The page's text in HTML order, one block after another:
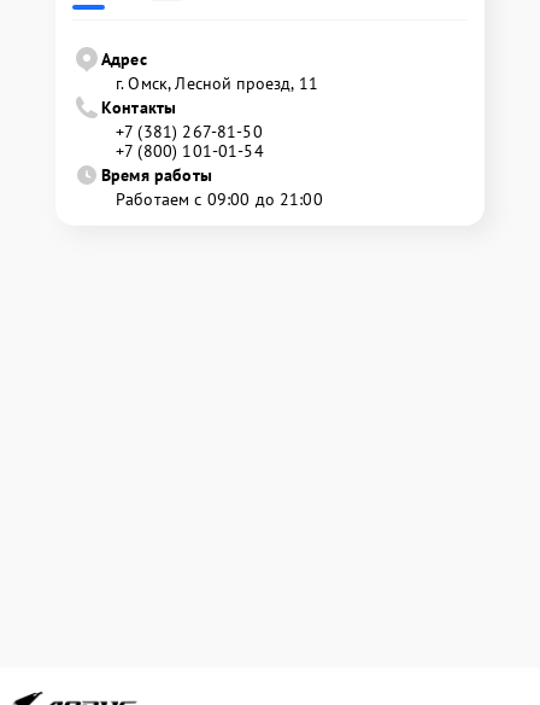
Адрес
г. Омск, ​Лесной проезд, 11
Контакты
+7 (381) 267-81-50
+7 (800) 101-01-54
Время работы
Работаем с 09:00 до 21:00